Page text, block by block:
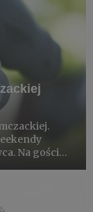
Na gości